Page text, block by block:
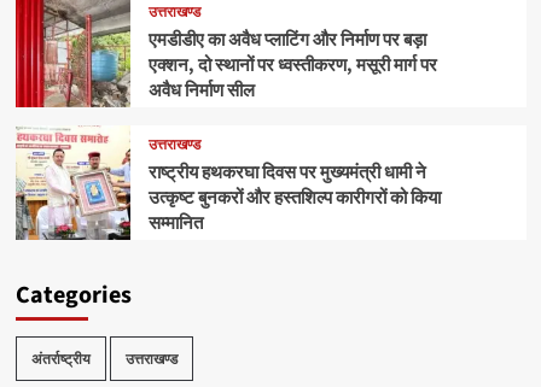
उत्तराखण्ड
एमडीडीए का अवैध प्लाटिंग और निर्माण पर बड़ा
एक्शन, दो स्थानों पर ध्वस्तीकरण, मसूरी मार्ग पर
अवैध निर्माण सील
उत्तराखण्ड
राष्ट्रीय हथकरघा दिवस पर मुख्यमंत्री धामी ने
उत्कृष्ट बुनकरों और हस्तशिल्प कारीगरों को किया
सम्मानित
Categories
अंतर्राष्ट्रीय उत्तराखण्ड